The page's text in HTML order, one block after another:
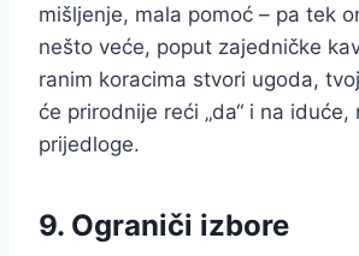
mišljenje, mala pomoć – pa tek
nešto veće, poput zajedničke
ranim koracima stvori ugoda,
će prirodnije reći „da“ i na iduće,
prijedloge.
9. Ograniči izbore